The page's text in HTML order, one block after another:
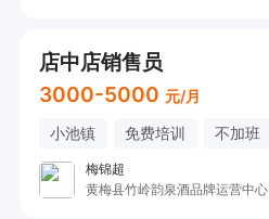
店中店销售员
3000-5000 元/月
小池镇 免费培训 不加班
梅锦超
黄梅县竹岭韵泉酒品牌运营中心